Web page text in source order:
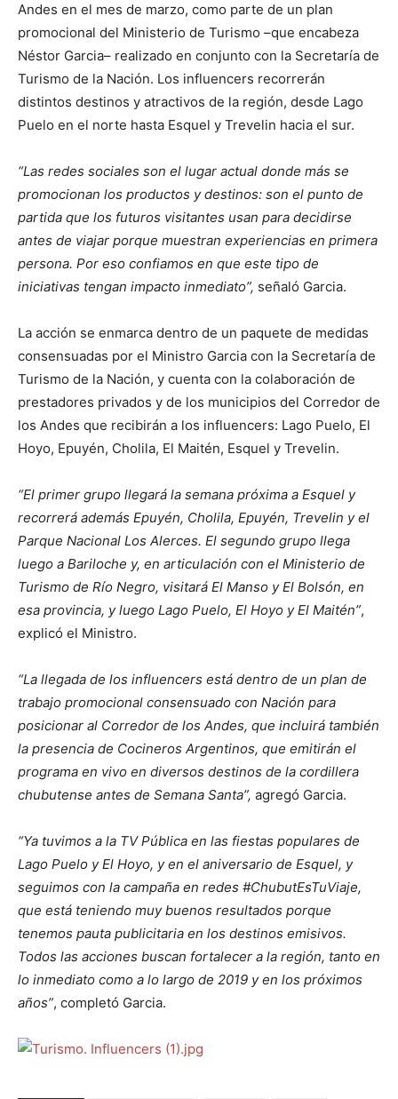
Andes en el mes de marzo, como parte de un plan
promocional del Ministerio de Turismo –que encabeza
Néstor Garcia– realizado en conjunto con la Secretaría de
Turismo de la Nación. Los influencers recorrerán
distintos destinos y atractivos de la región, desde Lago
Puelo en el norte hasta Esquel y Trevelin hacia el sur.
“Las redes sociales son el lugar actual donde más se
promocionan los productos y destinos: son el punto de
partida que los futuros visitantes usan para decidirse
antes de viajar porque muestran experiencias en primera
persona. Por eso confiamos en que este tipo de
iniciativas tengan impacto inmediato”, señaló Garcia.
La acción se enmarca dentro de un paquete de medidas
consensuadas por el Ministro Garcia con la Secretaría de
Turismo de la Nación, y cuenta con la colaboración de
prestadores privados y de los municipios del Corredor de
los Andes que recibirán a los influencers: Lago Puelo, El
Hoyo, Epuyén, Cholila, El Maitén, Esquel y Trevelin.
“El primer grupo llegará la semana próxima a Esquel y
recorrerá además Epuyén, Cholila, Epuyén, Trevelin y el
Parque Nacional Los Alerces. El segundo grupo llega
luego a Bariloche y, en articulación con el Ministerio de
Turismo de Río Negro, visitará El Manso y El Bolsón, en
esa provincia, y luego Lago Puelo, El Hoyo y El Maitén”,
explicó el Ministro.
“La llegada de los influencers está dentro de un plan de
trabajo promocional consensuado con Nación para
posicionar al Corredor de los Andes, que incluirá también
la presencia de Cocineros Argentinos, que emitirán el
programa en vivo en diversos destinos de la cordillera
chubutense antes de Semana Santa”, agregó Garcia.
“Ya tuvimos a la TV Pública en las fiestas populares de
Lago Puelo y El Hoyo, y en el aniversario de Esquel, y
seguimos con la campaña en redes #ChubutEsTuViaje,
que está teniendo muy buenos resultados porque
tenemos pauta publicitaria en los destinos emisivos.
Todos las acciones buscan fortalecer a la región, tanto en
lo inmediato como a lo largo de 2019 y en los próximos
años”, completó Garcia.